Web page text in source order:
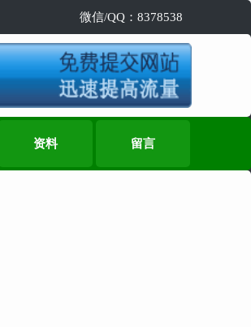
微信/QQ：8378538
资料 留言